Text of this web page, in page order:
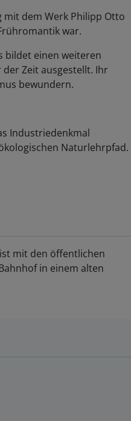
dem Werk Philipp Otto
war.
bildet einen weiteren
Zeit ausgestellt. Ihr
bewundern.
Industriedenkmal
Naturlehrpfad.
mit den öffentlichen
in einem alten